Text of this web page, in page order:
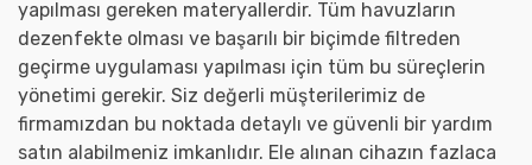
yapılması gereken materyallerdir. Tüm havuzların
dezenfekte olması ve başarılı bir biçimde filtreden
geçirme uygulaması yapılması için tüm bu süreçlerin
yönetimi gerekir. Siz değerli müşterilerimiz de
firmamızdan bu noktada detaylı ve güvenli bir yardım
satın alabilmeniz imkanlıdır. Ele alınan cihazın fazlaca